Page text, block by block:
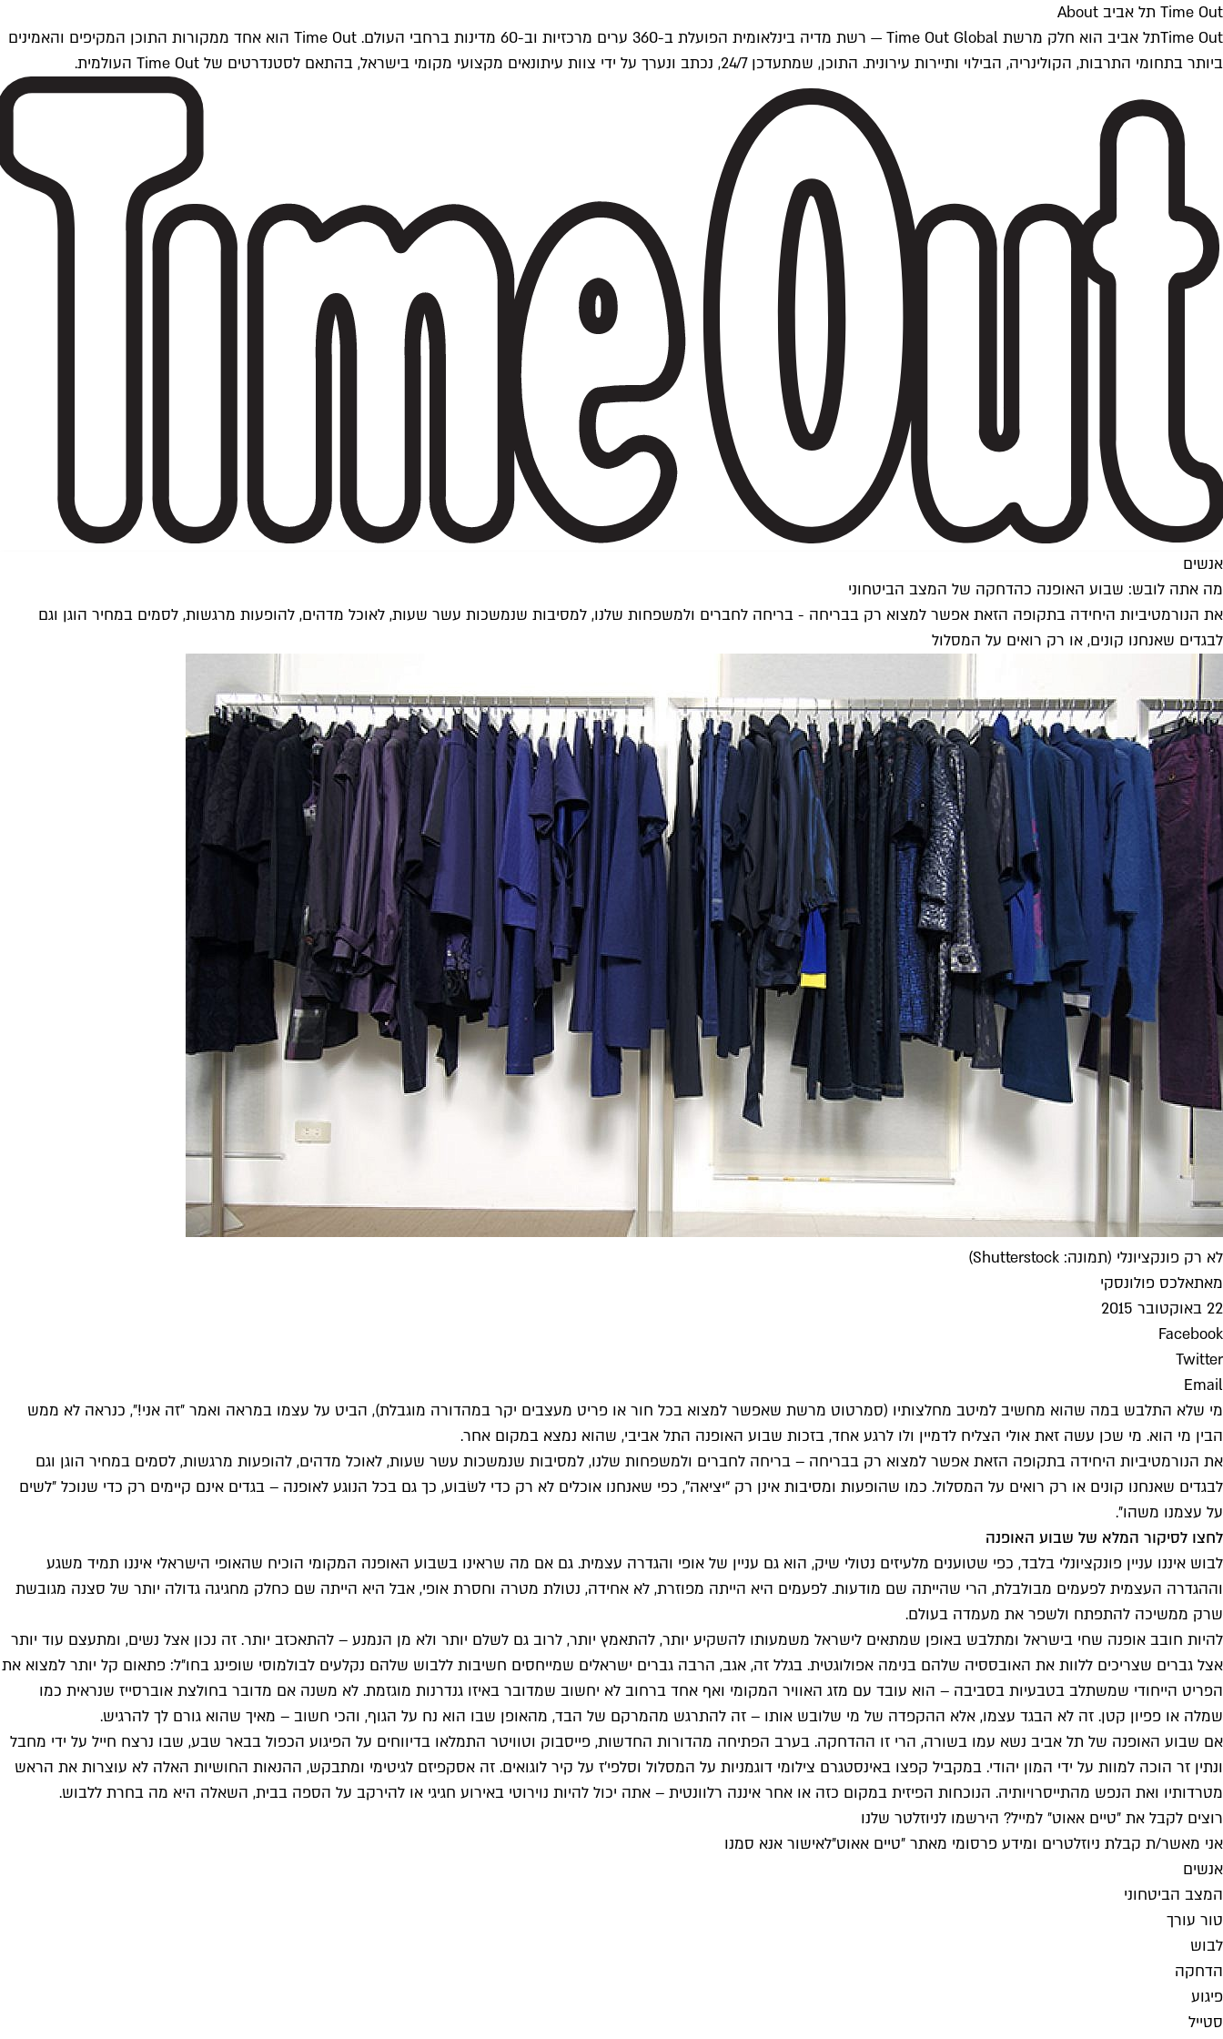
Time Out תל אביב About
Time Outתל אביב הוא חלק מרשת Time Out Global — רשת מדיה בינלאומית הפועלת ב-360 ערים מרכזיות וב-60 מדינות ברחבי העולם. Time Out הוא אחד ממקורות התוכן המקיפים והאמינים
ביותר בתחומי התרבות, הקולינריה, הבילוי ותיירות עירונית. התוכן, שמתעדכן 24/7, נכתב ונערך על ידי צוות עיתונאים מקצועי מקומי בישראל, בהתאם לסטנדרטים של Time Out העולמית.
אנשים
מה אתה לובש: שבוע האופנה כהדחקה של המצב הביטחוני
את הנורמטיביות היחידה בתקופה הזאת אפשר למצוא רק בבריחה - בריחה לחברים ולמשפחות שלנו, למסיבות שנמשכות עשר שעות, לאוכל מדהים, להופעות מרגשות, לסמים במחיר הוגן וגם
לבגדים שאנחנו קונים, או רק רואים על המסלול
לא רק פונקציונלי (תמונה: Shutterstock)
מאתאלכס פולונסקי
22 באוקטובר 2015
Facebook
Twitter
Email
מי שלא התלבש במה שהוא מחשיב למיטב מחלצותיו (סמרטוט מרשת שאפשר למצוא בכל חור או פריט מעצבים יקר במהדורה מוגבלת), הביט על עצמו במראה ואמר ״זה אני!״, כנראה לא ממש
הבין מי הוא. מי שכן עשה זאת אולי הצליח לדמיין ולו לרגע אחד, בזכות שבוע האופנה התל אביבי, שהוא נמצא במקום אחר.
את הנורמטיביות היחידה בתקופה הזאת אפשר למצוא רק בבריחה – בריחה לחברים ולמשפחות שלנו, למסיבות שנמשכות עשר שעות, לאוכל מדהים, להופעות מרגשות, לסמים במחיר הוגן וגם
לבגדים שאנחנו קונים או רק רואים על המסלול. כמו שהופעות ומסיבות אינן רק “יציאה", כפי שאנחנו אוכלים לא רק כדי לשׂבוע, כך גם בכל הנוגע לאופנה – בגדים אינם קיימים רק כדי שנוכל ״לשים
על עצמנו משהו״.
לחצו לסיקור המלא של שבוע האופנה
לבוש איננו עניין פונקציונלי בלבד, כפי שטוענים מלעיזים נטולי שיק, הוא גם עניין של אופי והגדרה עצמית. גם אם מה שראינו בשבוע האופנה המקומי הוכיח שהאופי הישראלי איננו תמיד משגע
וההגדרה העצמית לפעמים מבולבלת, הרי שהייתה שם מודעות. לפעמים היא הייתה מפוזרת, לא אחידה, נטולת מטרה וחסרת אופי, אבל היא הייתה שם כחלק מחגיגה גדולה יותר של סצנה מגובשת
שרק ממשיכה להתפתח ולשפר את מעמדה בעולם.
להיות חובב אופנה שחי בישראל ומתלבש באופן שמתאים לישראל משמעותו להשקיע יותר, להתאמץ יותר, לרוב גם לשלם יותר ולא מן הנמנע – להתאכזב יותר. זה נכון אצל נשים, ומתעצם עוד יותר
אצל גברים שצריכים ללוות את האובססיה שלהם בנימה אפולוגטית. בגלל זה, אגב, הרבה גברים ישראלים שמייחסים חשיבות ללבוש שלהם נקלעים לבולמוסי שופינג בחו״ל: פתאום קל יותר למצוא את
הפריט הייחודי שמשתלב בטבעיות בסביבה – הוא עובד עם מזג האוויר המקומי ואף אחד ברחוב לא יחשוב שמדובר באיזו גנדרנות מוגזמת. לא משנה אם מדובר בחולצת אוברסייז שנראית כמו
שמלה או פפיון קטן. זה לא הבגד עצמו, אלא ההקפדה של מי שלובש אותו – זה להתרגש מהמרקם של הבד, מהאופן שבו הוא נח על הגוף, והכי חשוב – מאיך שהוא גורם לך להרגיש.
אם שבוע האופנה של תל אביב נשא עמו בשורה, הרי זו ההדחקה. בערב הפתיחה מהדורות החדשות, פייסבוק וטוויטר התמלאו בדיווחים על הפיגוע הכפול בבאר שבע, שבו נרצח חייל על ידי מחבל
ונתין זר הוכה למוות על ידי המון יהודי. במקביל קפצו באינסטגרם צילומי דוגמניות על המסלול וסלפי׳ז על קיר לוגואים. זה אסקפיזם לגיטימי ומתבקש, ההנאות החושיות האלה לא עוצרות את הראש
מטרדותיו ואת הנפש מהתייסרויותיה. הנוכחות הפיזית במקום כזה או אחר איננה רלוונטית – אתה יכול להיות נוירוטי באירוע חגיגי או להירקב על הספה בבית, השאלה היא מה בחרת ללבוש.
רוצים לקבל את ״טיים אאוט״ למייל? הירשמו לניוזלטר שלנו
אני מאשר/ת קבלת ניוזלטרים ומידע פרסומי מאתר ״טיים אאוט״לאישור אנא סמנו
אנשים
המצב הביטחוני
טור עורך
לבוש
הדחקה
פיגוע
סטייל